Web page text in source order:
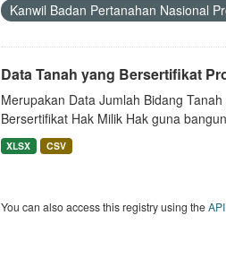
Kanwil Badan Pertanahan Nasional
Data Tanah yang Bersertifikat
Merupakan Data Jumlah Bidang
Bersertifikat Hak Milik Hak guna
XLSX CSV
You can also access this registry using theAPI